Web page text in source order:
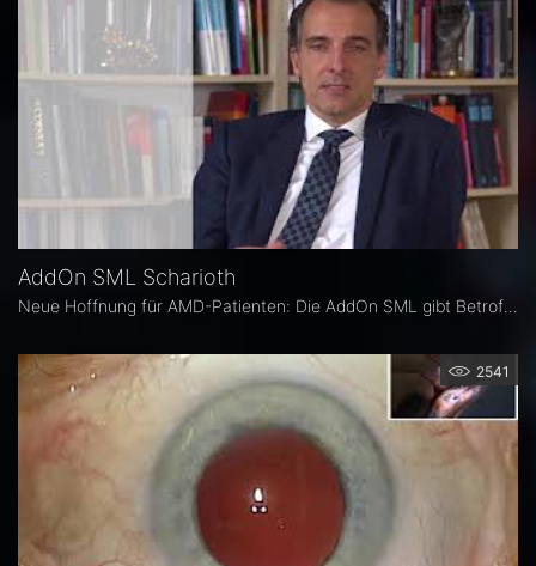
AddOn SML Scharioth
2541